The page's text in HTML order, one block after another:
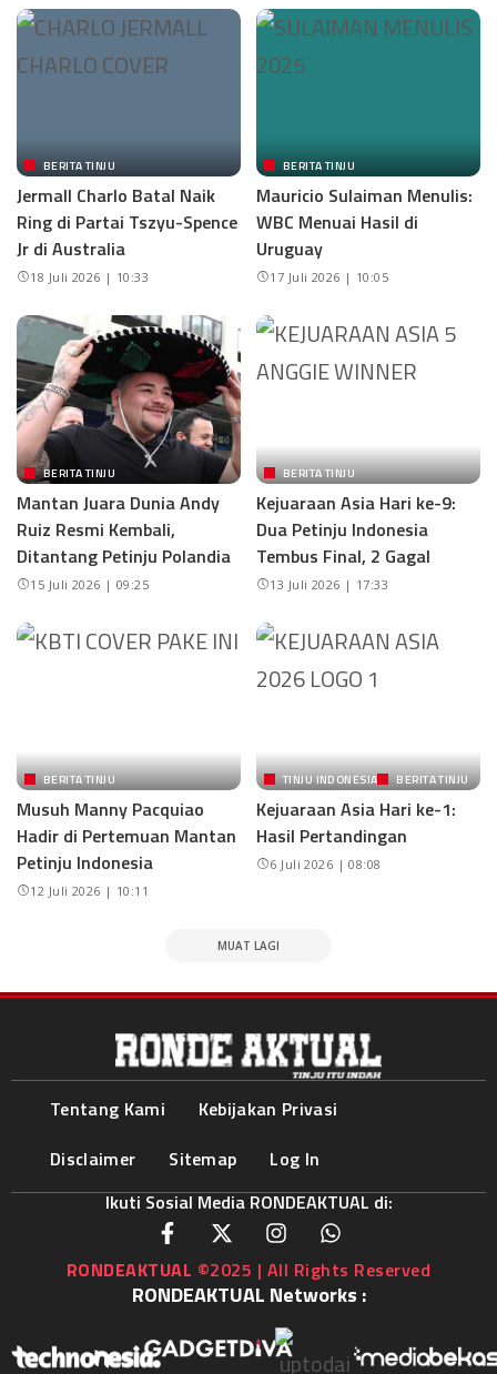
BERITA TINJU
Jermall Charlo Batal Naik
Ring di Partai Tszyu-Spence
Jr di Australia
18 Juli 2026 | 10:33
BERITA TINJU
Mauricio Sulaiman Menulis:
WBC Menuai Hasil di
Uruguay
17 Juli 2026 | 10:05
BERITA TINJU
Mantan Juara Dunia Andy
Ruiz Resmi Kembali,
Ditantang Petinju Polandia
15 Juli 2026 | 09:25
BERITA TINJU
Kejuaraan Asia Hari ke-9:
Dua Petinju Indonesia
Tembus Final, 2 Gagal
13 Juli 2026 | 17:33
BERITA TINJU
Musuh Manny Pacquiao
Hadir di Pertemuan Mantan
Petinju Indonesia
12 Juli 2026 | 10:11
TINJU INDONESIA BERITA TINJU
Kejuaraan Asia Hari ke-1:
Hasil Pertandingan
6 Juli 2026 | 08:08
MUAT LAGI
Tentang Kami
Kebijakan Privasi
Disclaimer
Sitemap
Log In
Ikuti Sosial Media RONDEAKTUAL di:
RONDEAKTUAL ©2025 | All Rights Reserved
RONDEAKTUAL Networks :